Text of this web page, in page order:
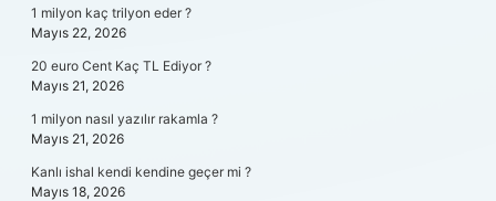
1 milyon kaç trilyon eder ?
Mayıs 22, 2026
20 euro Cent Kaç TL Ediyor ?
Mayıs 21, 2026
1 milyon nasıl yazılır rakamla ?
Mayıs 21, 2026
Kanlı ishal kendi kendine geçer mi ?
Mayıs 18, 2026